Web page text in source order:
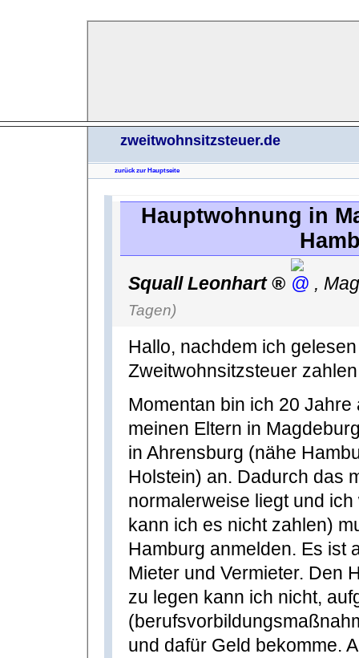
zweitwohnsitzsteuer.de
zurück zur Hauptseite
Hauptwohnung in
Squall Leonhart ,
Tagen)
Hallo, nachdem ich
Zweitwohnsitzsteuer
Momentan bin ich 20
meinen Eltern in
in Ahrensburg (nähe
Holstein) an. Dadurch das
normalerweise liegt und
kann ich es nicht zahlen)
Hamburg anmelden. Es ist
Mieter und Vermieter. Den
zu legen kann ich nicht,
und dafür Geld bekomme.